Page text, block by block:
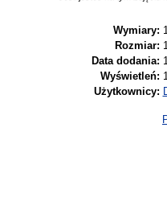
Wymiary:
Rozmiar:
Data dodania:
Wyświetleń:
Użytkownicy: